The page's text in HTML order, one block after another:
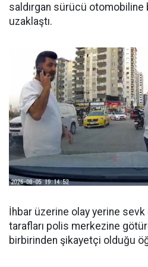
saldırgan sürücü otomobiline
uzaklaştı.
İhbar üzerine olay yerine
tarafları polis merkezine
birbirinden şikayetçi olduğu